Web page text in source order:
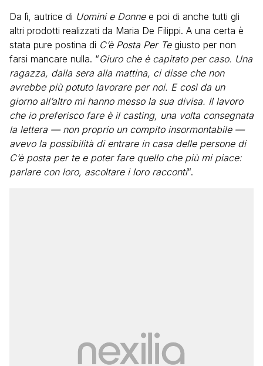
Da lì, autrice di Uomini e Donnee poi di anche tutti gli
altri prodotti realizzati da Maria De Filippi. A una certa è
stata pure postina di C’è Posta Per Tegiusto per non
farsi mancare nulla. “Giuro che è capitato per caso. Una
ragazza, dalla sera alla mattina, ci disse che non
avrebbe più potuto lavorare per noi. E così da un
giorno all’altro mi hanno messo la sua divisa. Il lavoro
che io preferisco fare è il casting, una volta consegnata
la lettera — non proprio un compito insormontabile —
avevo la possibilità di entrare in casa delle persone di
C’è posta per te e poter fare quello che più mi piace:
parlare con loro, ascoltare i loro racconti“.